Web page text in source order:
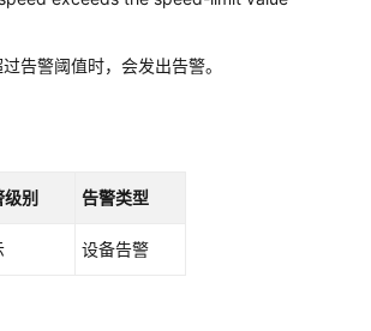
告警阈值时，会发出告警。
别 告警类型
设备告警